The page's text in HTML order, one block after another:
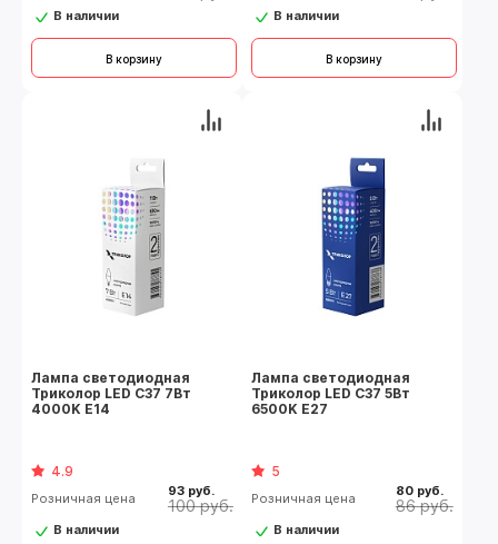
В наличии
В корзину
В наличии
В корзину
Лампа светодиодная
Триколор LED C37 7Вт
4000K E14
4.9
Розничная цена 93 руб.
100 руб.
В наличии
Лампа светодиодная
Триколор LED C37 5Вт
6500K E27
5
Розничная цена 80 руб.
86 руб.
В наличии